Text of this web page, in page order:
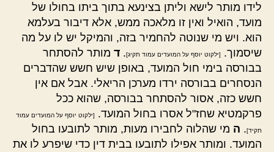
לידו מותר לישא וליתן בצינעא בתוך ביתו בחולו של
מועד, הואיל ואין זו מלאכה ממש, אלא דיבור בעלמא
הוא. ויש מי שנוטה להחמיר בזה, והמיקל יש לו על מה
שיסמוך.
[ילקוט יוסף על המועדים עמוד תקיג]. ד מותר להסתחר
בבורסה בימי חול המועד, באופן שיש חשש שהדברים
הנסחרים בבורסה ירדו מערכן הריאלי. אבל אם אין
חשש כזה, אסור להסתחר בבורסה, שהוא ככל
פרקמטיא שחז"ל אסרו בחול המועד.
[ילקוט יוסף על המועדים עמוד
תקיד]. ה מי שהלוה לחבירו מעות, מותר לתובעו בחול
המועד. ומותר אפילו לתובעו בבית דין כדי שיפרע לו את